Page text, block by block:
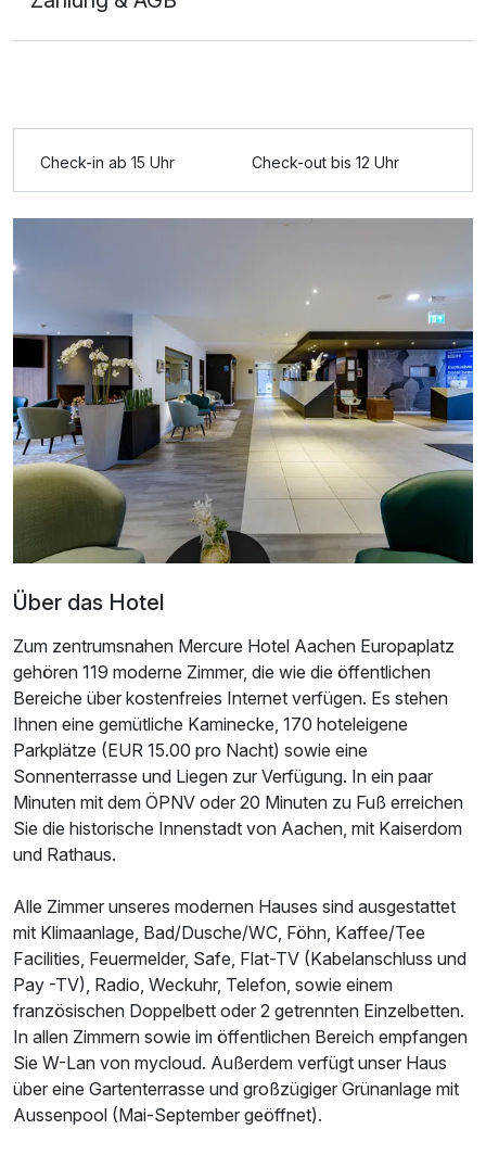
Check-in ab 15 Uhr Check-out bis 12 Uhr
Über das Hotel
Zum zentrumsnahen Mercure Hotel Aachen Europaplatz
gehören 119 moderne Zimmer, die wie die öffentlichen
Bereiche über kostenfreies Internet verfügen. Es stehen
Ihnen eine gemütliche Kaminecke, 170 hoteleigene
Parkplätze (EUR 15.00 pro Nacht) sowie eine
Sonnenterrasse und Liegen zur Verfügung. In ein paar
Minuten mit dem ÖPNV oder 20 Minuten zu Fuß erreichen
Sie die historische Innenstadt von Aachen, mit Kaiserdom
und Rathaus.
Alle Zimmer unseres modernen Hauses sind ausgestattet
mit Klimaanlage, Bad/Dusche/WC, Föhn, Kaffee/Tee
Facilities, Feuermelder, Safe, Flat-TV (Kabelanschluss und
Pay -TV), Radio, Weckuhr, Telefon, sowie einem
französischen Doppelbett oder 2 getrennten Einzelbetten.
In allen Zimmern sowie im öffentlichen Bereich empfangen
Sie W-Lan von mycloud. Außerdem verfügt unser Haus
über eine Gartenterrasse und großzügiger Grünanlage mit
Aussenpool (Mai-September geöffnet).